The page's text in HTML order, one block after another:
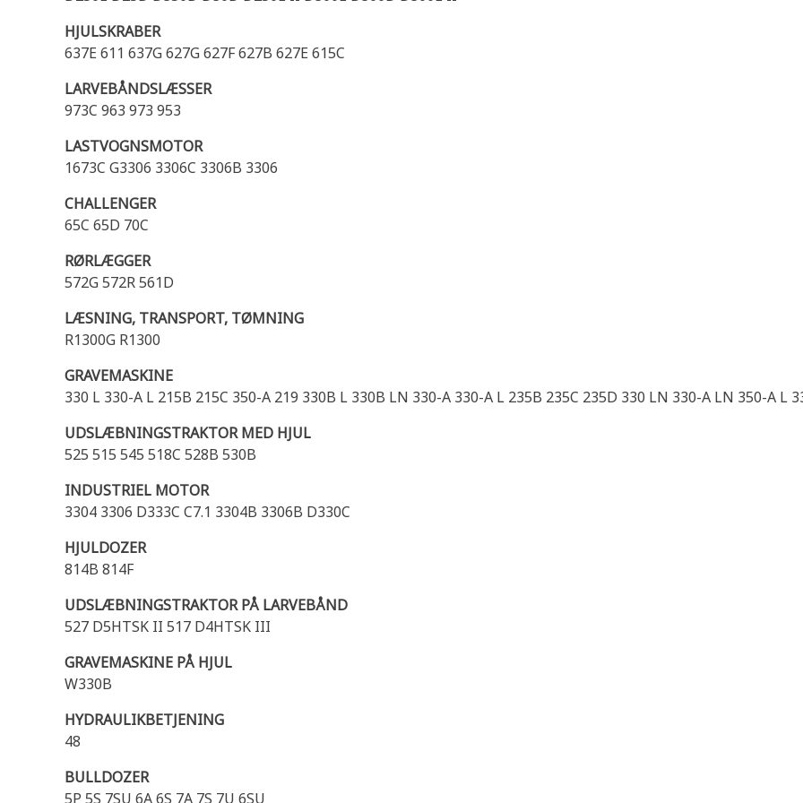
HJULSKRABER
637E 611 637G 627G 627F 627B 627E 615C
LARVEBÅNDSLÆSSER
973C 963 973 953
LASTVOGNSMOTOR
1673C G3306 3306C 3306B 3306
CHALLENGER
65C 65D 70C
RØRLÆGGER
572G 572R 561D
LÆSNING, TRANSPORT, TØMNING
R1300G R1300
GRAVEMASKINE
330 L 330-A L 215B 215C 350-A 219 330B L 330B LN 330-A 330-A L 235B 235C 235D 330 LN 330-A LN 350-A L
UDSLÆBNINGSTRAKTOR MED HJUL
525 515 545 518C 528B 530B
INDUSTRIEL MOTOR
3304 3306 D333C C7.1 3304B 3306B D330C
HJULDOZER
814B 814F
UDSLÆBNINGSTRAKTOR PÅ LARVEBÅND
527 D5HTSK II 517 D4HTSK III
GRAVEMASKINE PÅ HJUL
W330B
HYDRAULIKBETJENING
48
BULLDOZER
5P 5S 7SU 6A 6S 7A 7S 7U 6SU